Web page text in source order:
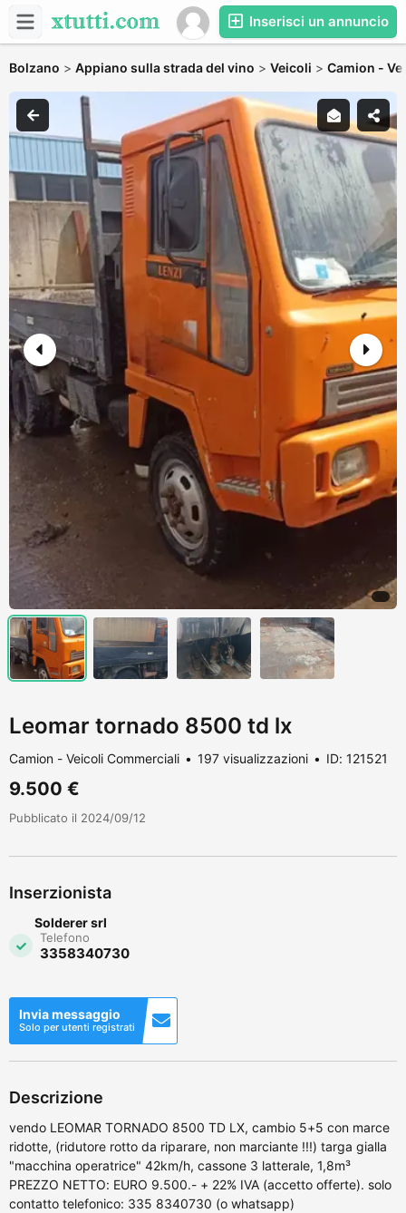
Inserisci un annuncio
Bolzano > Appiano sulla strada del vino > Veicoli > Camion -
Leomar tornado 8500 td lx
Camion - Veicoli Commerciali 197 visualizzazioni ID: 121521
9.500 €
Pubblicato il 2024/09/12
Inserzionista
Solderer srl
Telefono
3358340730
Invia messaggio
Solo per utenti registrati
Descrizione
vendo LEOMAR TORNADO 8500 TD LX, cambio 5+5 con marce
ridotte, (ridutore rotto da riparare, non marciante !!!) targa gialla
"macchina operatrice" 42km/h, cassone 3 latterale, 1,8m³
PREZZO NETTO: EURO 9.500.- + 22% IVA (accetto offerte). solo
contatto telefonico: 335 8340730 (o whatsapp)